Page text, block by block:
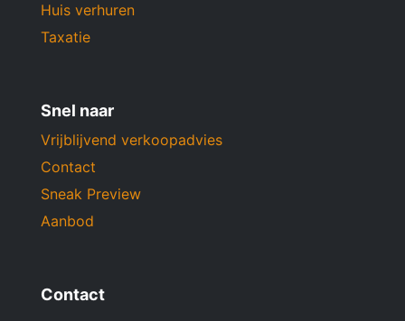
Huis verhuren
Taxatie
Snel naar
Vrijblijvend verkoopadvies
Contact
Sneak Preview
Aanbod
Contact